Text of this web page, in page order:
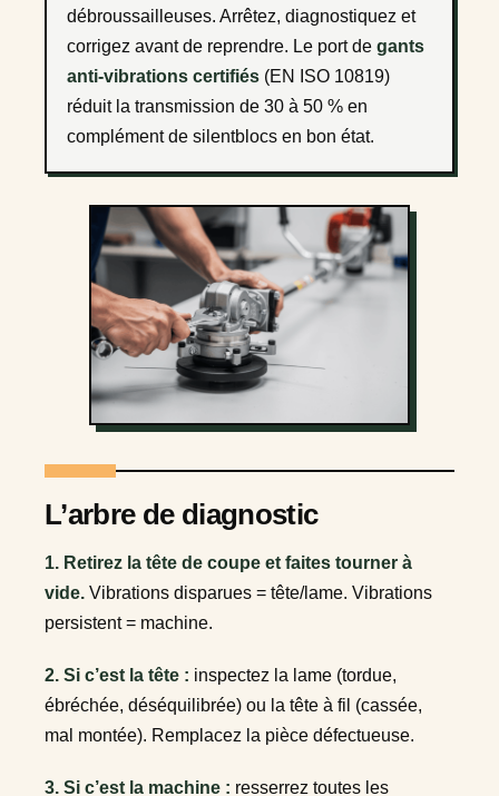
débroussailleuses. Arrêtez, diagnostiquez et
corrigez avant de reprendre. Le port de gants
anti-vibrations certifiés (EN ISO 10819)
réduit la transmission de 30 à 50 % en
complément de silentblocs en bon état.
L’arbre de diagnostic
1. Retirez la tête de coupe et faites tourner à
vide. Vibrations disparues = tête/lame. Vibrations
persistent = machine.
2. Si c’est la tête : inspectez la lame (tordue,
ébréchée, déséquilibrée) ou la tête à fil (cassée,
mal montée). Remplacez la pièce défectueuse.
3. Si c’est la machine : resserrez toutes les